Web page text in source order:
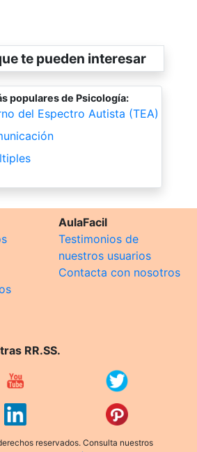
te pueden interesar
populares de Psicología:
del Espectro Autista (TEA)
AulaFacil
Testimonios de
nuestros usuarios
Contacta con nosotros
RR.SS.
reservados. Consulta nuestros